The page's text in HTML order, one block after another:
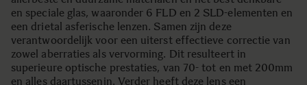
en speciale glas, waaronder 6 FLD en 2 SLD-elementen en
een drietal asferische lenzen. Samen zijn deze
verantwoordelijk voor een uiterst effectieve correctie van
zowel aberraties als vervorming. Dit resulteert in
superieure optische prestaties, van 70- tot en met 200mm
en alles daartussenin. Verder heeft deze lens een